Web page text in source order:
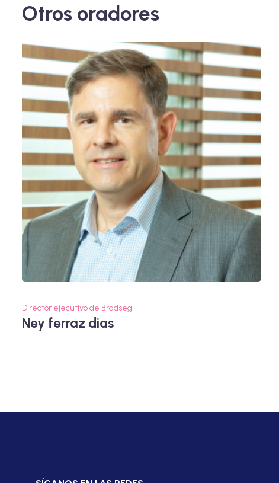
Otros oradores
Director ejecutivo de Bradseg
Ney ferraz dias